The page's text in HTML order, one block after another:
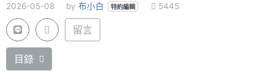
2026-05-08 by 布小白 特約編輯 5445
留言
目錄